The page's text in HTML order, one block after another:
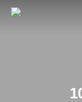
Skip